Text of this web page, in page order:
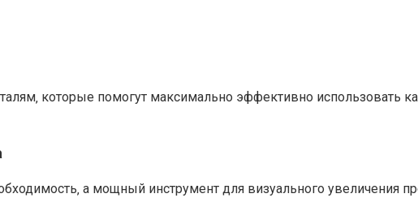
которые помогут максимально эффективно использовать
а мощный инструмент для визуального увеличения